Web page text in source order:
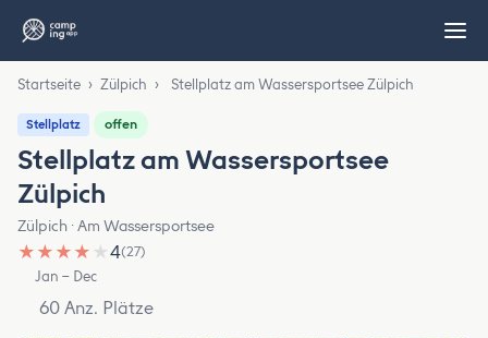
Startseite › Zülpich › Stellplatz am Wassersportsee Zülpich
Stellplatz offen
Stellplatz am Wassersportsee
Zülpich
Zülpich · Am Wassersportsee
★ ★ ★ ★ ★4(27)
Jan – Dec
60 Anz. Plätze